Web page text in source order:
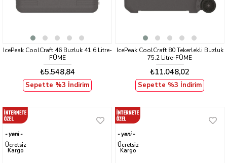
IcePeak CoolCraft 46 Buzluk 41.6 Litre-
FÜME
₺5.548,84
Sepette %3 İndirim
IcePeak CoolCraft 80 Tekerlekli Buzluk
75.2 Litre-FÜME
₺11.048,02
Sepette %3 İndirim
yeni
ürün
Ücretsiz
Kargo
yeni
ürün
Ücretsiz
Kargo